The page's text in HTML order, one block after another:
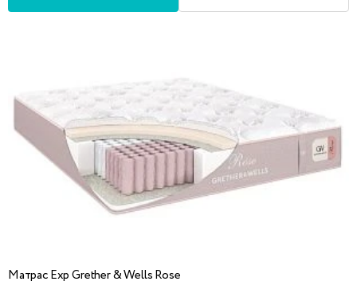
Матрас Exp Grether & Wells Rose